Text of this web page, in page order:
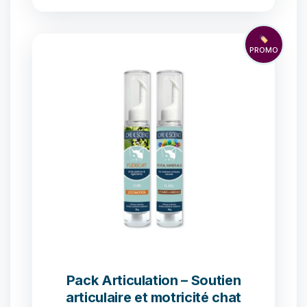
🏷️
PROMO
Pack Articulation – Soutien
articulaire et motricité chat